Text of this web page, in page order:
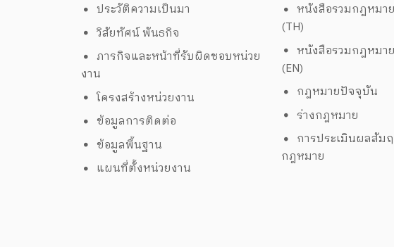
ประวัติความเป็นมา
วิสัยทัศน์ พันธกิจ
ภารกิจและหน้าที่รับผิดชอบหน่วย
งาน
โครงสร้างหน่วยงาน
ข้อมูลการติดต่อ
ข้อมูลพื้นฐาน
แผนที่ตั้งหน่วยงาน
หนังสือรวมกฎหมา
(TH)
หนังสือรวมกฎหมา
(EN)
กฎหมายปัจจุบัน
ร่างกฎหมาย
การประเมินผลสัม
กฎหมาย